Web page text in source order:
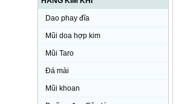
Dao phay đĩa
Mũi doa hợp kim
Mũi Taro
Đá mài
Mũi khoan